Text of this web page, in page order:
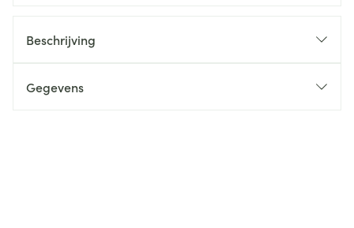
Beschrijving
Gegevens